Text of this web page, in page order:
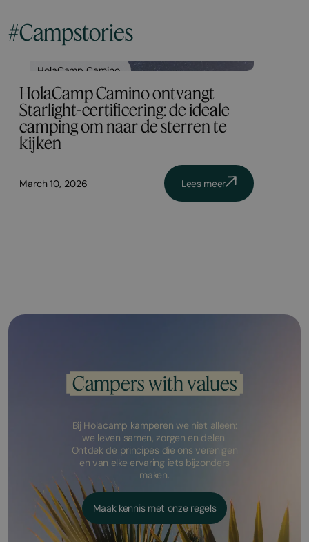
#Campstories
HolaCamp Camino
HolaCamp Camino ontvangt
Starlight-certificering: de ideale
camping om naar de sterren te
kijken
March 10, 2026 Lees meer
Campers with values
Bij Holacamp kamperen we niet alleen:
we leven samen, zorgen en delen.
Ontdek de principes die ons verenigen
en van elke ervaring iets bijzonders
maken.
Maak kennis met onze regels